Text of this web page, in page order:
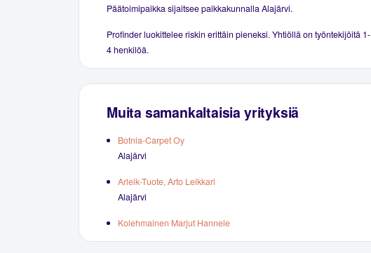
Päätoimipaikka sijaitsee paikkakunnalla Alajärvi.
Profinder luokittelee riskin erittäin pieneksi. Yhtiöllä on työntekijöitä 1-
4 henkilöä.
Muita samankaltaisia yrityksiä
Botnia-Carpet Oy
Alajärvi
Arleik-Tuote, Arto Leikkari
Alajärvi
Kolehmainen Marjut Hannele